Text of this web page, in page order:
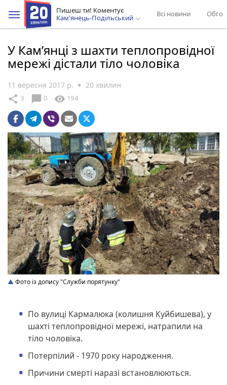
Пишеш ти! Коментує
Кам'янець-Подільський
Всі новини
У Кам’янці з шахти теплопровідної
мережі дістали тіло чоловіка
11 вересня 2017 р. 20 хвилин
share 3 chat_bubble 0 visibility 194
Фото із допису "Служби порятунку"
По вулиці Кармалюка (колишня Куйбишева), у
шахті теплопровідної мережі, натрапили на
тіло чоловіка.
Потерпілий - 1970 року народження.
Причини смерті наразі встановлюються.